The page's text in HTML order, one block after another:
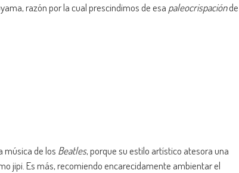
razón por la cual prescindimos de esa paleocrispaciónde
música de los Beatles, porque su estilo artístico atesora una
jipi. Es más, recomiendo encarecidamente ambientar el